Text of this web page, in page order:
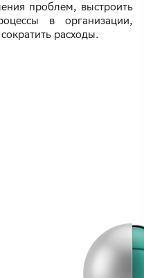
проблем, выстроить
в организации,
расходы.